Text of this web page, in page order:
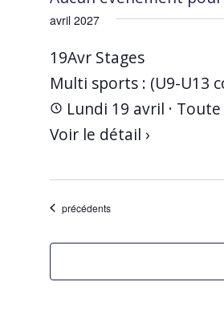
avril 2027
19Avr Stages
Multi sports : (U9-U13
Lundi 19 avril ·
Voir le détail ›
Évènements
précédents